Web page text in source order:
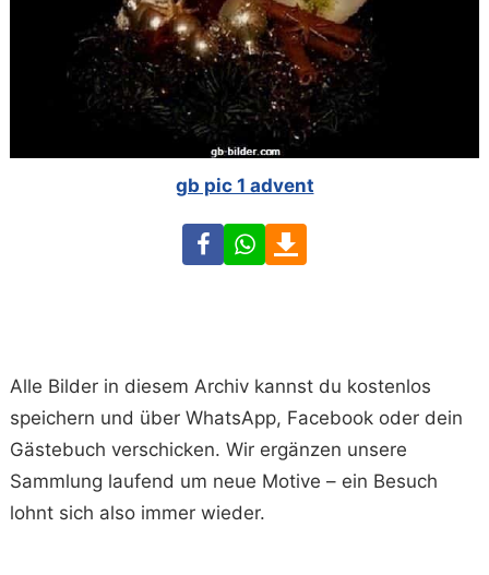
gb pic 1 advent
FacebookWhatsApp
Alle Bilder in diesem Archiv kannst du kostenlos
speichern und über WhatsApp, Facebook oder dein
Gästebuch verschicken. Wir ergänzen unsere
Sammlung laufend um neue Motive – ein Besuch
lohnt sich also immer wieder.